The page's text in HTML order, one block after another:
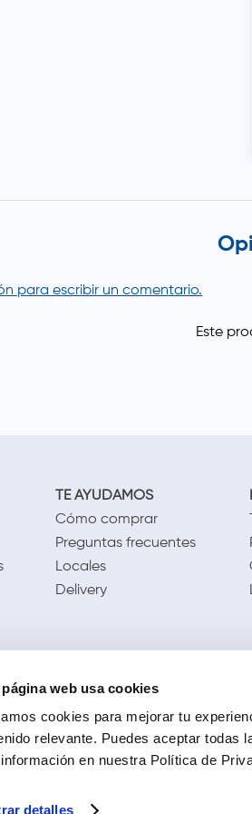
página web usa cookies
cookies para mejorar tu
relevante. Puedes aceptar
en nuestra Política de
detalles
para escribir un comentario.
TE AYUDAMOS
Cómo comprar
Preguntas frecuentes
Locales
Delivery